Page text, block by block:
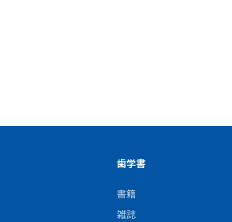
歯学書
書籍
雑誌